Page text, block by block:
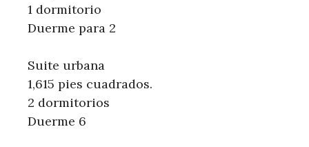
1 dormitorio
Duerme para 2
Suite urbana
1,615 pies cuadrados.
2 dormitorios
Duerme 6